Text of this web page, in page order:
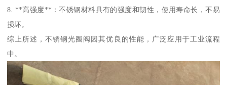
8. **高强度**：不锈钢材料具有的强度和韧性，使用寿命长，不易
损坏。
综上所述，不锈钢光圈阀因其优良的性能，广泛应用于工业流程
中。